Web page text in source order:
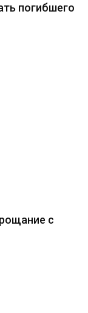
погибшего
с